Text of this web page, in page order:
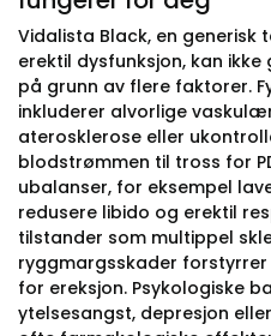
Vidalista Black, en
erektil dysfunksjon, kan
på grunn av flere faktorer.
inkluderer alvorlige
aterosklerose eller
blodstrømmen til tross for
ubalanser, for eksempel
redusere libido og erektil
tilstander som multippel
ryggmargsskader
for ereksjon. Psykologiske
ytelsesangst, depresjon